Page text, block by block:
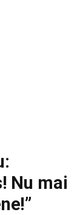
Nu mai